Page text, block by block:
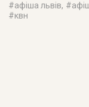
#афіша львів, #
#квн